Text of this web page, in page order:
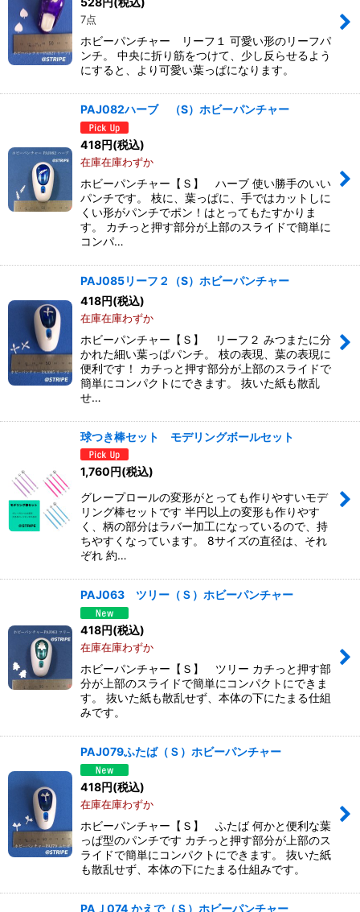
7点
ホビーパンチャー リーフ１ 可愛い形のリーフパ
ンチ。 中央に折り筋をつけて、少し反らせるよう
にすると、より可愛い葉っぱになります。
PAJ082ハーブ （S）ホビーパンチャー
418円(税込)
在庫在庫わずか
ホビーパンチャー【Ｓ】 ハーブ 使い勝手のいい
パンチです。 枝に、葉っぱに、手ではカットしに
くい形がパンチでポン！はとってもたすかりま
す。 カチっと押す部分が上部のスライドで簡単に
コンパ…
PAJ085リーフ２（S）ホビーパンチャー
418円(税込)
在庫在庫わずか
ホビーパンチャー【Ｓ】 リーフ２ みつまたに分
かれた細い葉っぱパンチ。 枝の表現、葉の表現に
便利です！ カチっと押す部分が上部のスライドで
簡単にコンパクトにできます。 抜いた紙も散乱
せ…
球つき棒セット モデリングボールセット
1,760円(税込)
グレープロールの変形がとっても作りやすいモデ
リング棒セットです 半円以上の変形も作りやす
く、柄の部分はラバー加工になっているので、持
ちやすくなっています。 8サイズの直径は、それ
ぞれ 約…
PAJ063 ツリー（Ｓ）ホビーパンチャー
418円(税込)
在庫在庫わずか
ホビーパンチャー【Ｓ】 ツリー カチっと押す部
分が上部のスライドで簡単にコンパクトにできま
す。 抜いた紙も散乱せず、本体の下にたまる仕組
みです。
PAJ079ふたば（Ｓ）ホビーパンチャー
418円(税込)
在庫在庫わずか
ホビーパンチャー【Ｓ】 ふたば 何かと便利な葉
っぱ型のパンチです カチっと押す部分が上部のス
ライドで簡単にコンパクトにできます。 抜いた紙
も散乱せず、本体の下にたまる仕組みです。
PAＪ074 かえで（Ｓ）ホビーパンチャー